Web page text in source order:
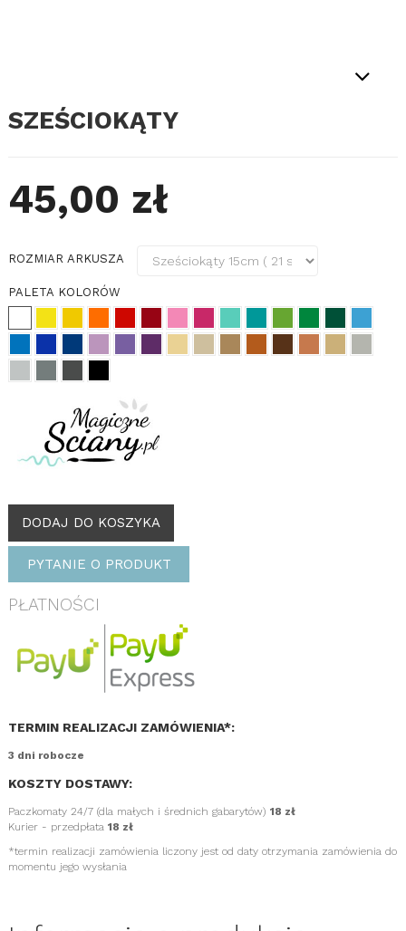
SZEŚCIOKĄTY
45,00 zł
ROZMIAR ARKUSZA
PALETA KOLORÓW
DODAJ DO KOSZYKA
PYTANIE O PRODUKT
PŁATNOŚCI
TERMIN REALIZACJI ZAMÓWIENIA*:
3 dni robocze
KOSZTY DOSTAWY:
Paczkomaty 24/7 (dla małych i średnich gabarytów) 18 zł
Kurier - przedpłata 18 zł
*termin realizacji zamówienia liczony jest od daty otrzymania zamówienia do
momentu jego wysłania